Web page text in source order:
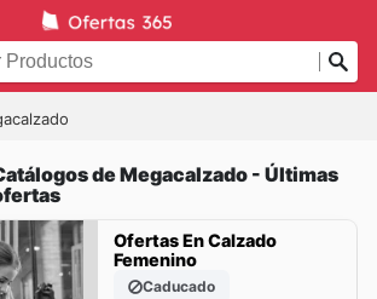
de Megacalzado - Últimas
Ofertas En Calzado
Femenino
Caducado